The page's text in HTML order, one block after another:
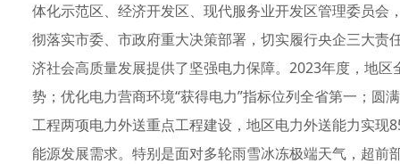
体化示范区、经济开发区、现代服务业开发区管理委员
彻落实市委、市政府重大决策部署，切实履行央企三大
济社会高质量发展提供了坚强电力保障。2023年度，地
势；优化电力营商环境“获得电力”指标位列全省第一；
工程两项电力外送重点工程建设，地区电力外送能力实现
能源发展需求。特别是面对多轮雨雪冰冻极端天气，超